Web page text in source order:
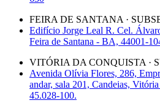
FEIRA DE SANTANA ·
Edifício Jorge Leal R. Cel.
Feira de Santana - BA, 44001-
VITÓRIA DA CONQUISTA ·
Avenida Olívia Flores, 286,
andar, sala 201, Candeias,
45.028-100.